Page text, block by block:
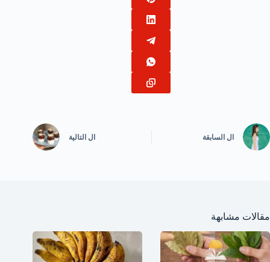
ال السابقة ال التالية
مقالات مشابهة